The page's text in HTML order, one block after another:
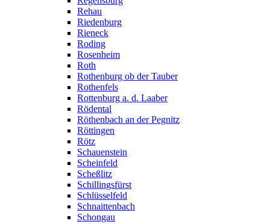
Rehau
Riedenburg
Rieneck
Roding
Rosenheim
Roth
Rothenburg ob der Tauber
Rothenfels
Rottenburg a. d. Laaber
Rödental
Röthenbach an der Pegnitz
Röttingen
Rötz
Schauenstein
Scheinfeld
Scheßlitz
Schillingsfürst
Schlüsselfeld
Schnaittenbach
Schongau